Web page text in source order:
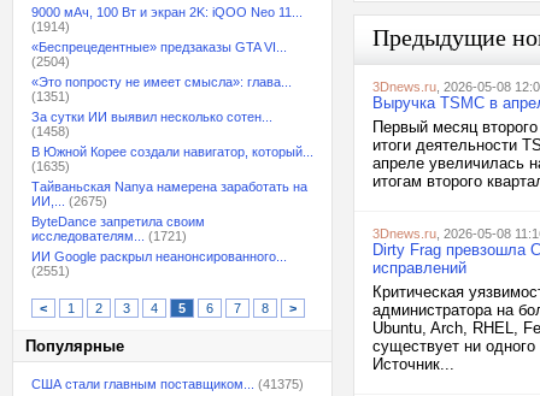
9000 мАч, 100 Вт и экран 2K: iQOO Neo 11...
(1914)
«Беспрецедентные» предзаказы GTA VI...
(2504)
«Это попросту не имеет смысла»: глава...
(1351)
За сутки ИИ выявил несколько сотен...
(1458)
В Южной Корее создали навигатор, который...
(1635)
Тайваньская Nanya намерена заработать на
ИИ,...
(2675)
ByteDance запретила своим
исследователям...
(1721)
ИИ Google раскрыл неанонсированного...
(2551)
< 1 2 3 4 5 6 7 8 >
Популярные
США стали главным поставщиком...
(41375)
Предыдущие
3Dnews.ru , 2026-05-08
Выручка TSMC в
Первый месяц
итоги деятельности
апреле увеличилась
итогам второго
3Dnews.ru , 2026-05-08
Dirty Frag превзошла
исправлений
Критическая
администратора на
Ubuntu, Arch, RHEL,
существует ни
Источник...